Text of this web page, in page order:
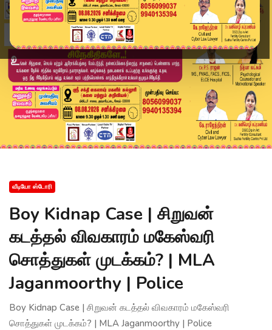
வீடியோ ஸ்டோரி
Boy Kidnap Case | சிறுவன்
கடத்தல் விவகாரம் மகேஸ்வரி
சொத்துகள் முடக்கம்? | MLA
Jaganmoorthy | Police
Boy Kidnap Case | சிறுவன் கடத்தல் விவகாரம் மகேஸ்வரி
சொத்துகள் முடக்கம்? | MLA Jaganmoorthy | Police